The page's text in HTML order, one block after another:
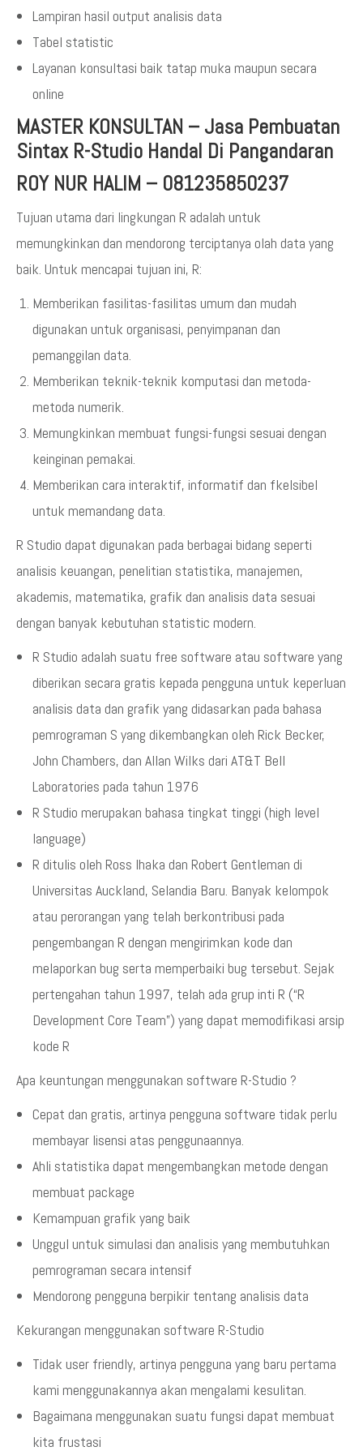
Lampiran hasil output analisis data
Tabel statistic
Layanan konsultasi baik tatap muka maupun secara
online
MASTER KONSULTAN – Jasa Pembuatan
Sintax R-Studio Handal Di Pangandaran
ROY NUR HALIM – 081235850237
Tujuan utama dari lingkungan R adalah untuk
memungkinkan dan mendorong terciptanya olah data yang
baik. Untuk mencapai tujuan ini, R:
Memberikan fasilitas-fasilitas umum dan mudah
digunakan untuk organisasi, penyimpanan dan
pemanggilan data.
Memberikan teknik-teknik komputasi dan metoda-
metoda numerik.
Memungkinkan membuat fungsi-fungsi sesuai dengan
keinginan pemakai.
Memberikan cara interaktif, informatif dan fkelsibel
untuk memandang data.
R Studio dapat digunakan pada berbagai bidang seperti
analisis keuangan, penelitian statistika, manajemen,
akademis, matematika, grafik dan analisis data sesuai
dengan banyak kebutuhan statistic modern.
R Studio adalah suatu free software atau software yang
diberikan secara gratis kepada pengguna untuk keperluan
analisis data dan grafik yang didasarkan pada bahasa
pemrograman S yang dikembangkan oleh Rick Becker,
John Chambers, dan Allan Wilks dari AT&T Bell
Laboratories pada tahun 1976
R Studio merupakan bahasa tingkat tinggi (high level
language)
R ditulis oleh Ross Ihaka dan Robert Gentleman di
Universitas Auckland, Selandia Baru. Banyak kelompok
atau perorangan yang telah berkontribusi pada
pengembangan R dengan mengirimkan kode dan
melaporkan bug serta memperbaiki bug tersebut. Sejak
pertengahan tahun 1997, telah ada grup inti R (“R
Development Core Team”) yang dapat memodifikasi arsip
kode R
Apa keuntungan menggunakan software R-Studio ?
Cepat dan gratis, artinya pengguna software tidak perlu
membayar lisensi atas penggunaannya.
Ahli statistika dapat mengembangkan metode dengan
membuat package
Kemampuan grafik yang baik
Unggul untuk simulasi dan analisis yang membutuhkan
pemrograman secara intensif
Mendorong pengguna berpikir tentang analisis data
Kekurangan menggunakan software R-Studio
Tidak user friendly, artinya pengguna yang baru pertama
kami menggunakannya akan mengalami kesulitan.
Bagaimana menggunakan suatu fungsi dapat membuat
kita frustasi